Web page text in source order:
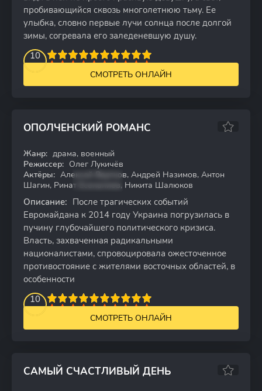
пробивающийся сквозь многолетнюю тьму. Ее
улыбка, словно первые лучи солнца после долгой
зимы, согревала его заледеневшую душу.
10
4 5 6 7 8 9 10
СМОТРЕТЬ ОНЛАЙН
ОПОЛЧЕНСКИЙ РОМАНС
WEBRip
8.05
Жанр: драма, военный
Режиссер: Олег Лукичёв
Актёры: Алексей Вертков, Андрей Назимов, Антон
Шагин, Ринат Есеналиев, Никита Шалюков
Описание: После трагических событий
Евромайдана к 2014 году Украина погрузилась в
пучину глубочайшего политического кризиса.
Власть, захваченная радикальными
националистами, спровоцировала ожесточенное
противостояние с жителями восточных областей, в
особенности
10
4 5 6 7 8 9 10
СМОТРЕТЬ ОНЛАЙН
САМЫЙ СЧАСТЛИВЫЙ ДЕНЬ